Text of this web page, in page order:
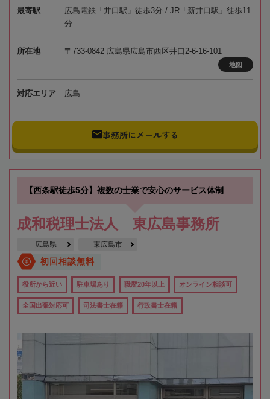
最寄駅
広島電鉄「井口駅」徒歩3分 / JR「新井口駅」徒歩11
分
所在地 〒733-0842 広島県広島市西区井口2-6-16-101
地図
対応エリア 広島
事務所にメールする
【西条駅徒歩5分】複数の士業で安心のサービス体制
成和税理士法人 東広島事務所
広島県 東広島市
初回相談無料
役所から近い 駐車場あり 職歴20年以上 オンライン相談可
全国出張対応可 司法書士在籍 行政書士在籍